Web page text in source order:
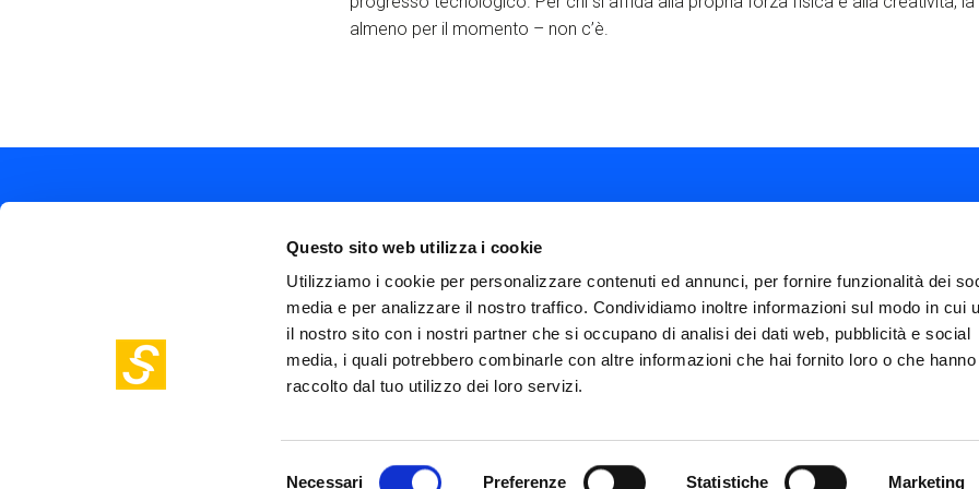
Questo sito web utilizza i cookie
Utilizziamo i cookie per personalizzare contenuti ed annunci, per fornire funzionalità dei
media e per analizzare il nostro traffico. Condividiamo inoltre informazioni sul modo in cui
il nostro sito con i nostri partner che si occupano di analisi dei dati web, pubblicità e social
media, i quali potrebbero combinarle con altre informazioni che hai fornito loro o che hanno
raccolto dal tuo utilizzo dei loro servizi.
Necessari Preferenze Statistiche Marketing
almeno per il momento – non c’è.
info@steptothefuture.it
+39 02 33 020 088
Social
menu
Footer
policies
FAQ Termini e condizioni Privacy policy
Impostazioni cookies